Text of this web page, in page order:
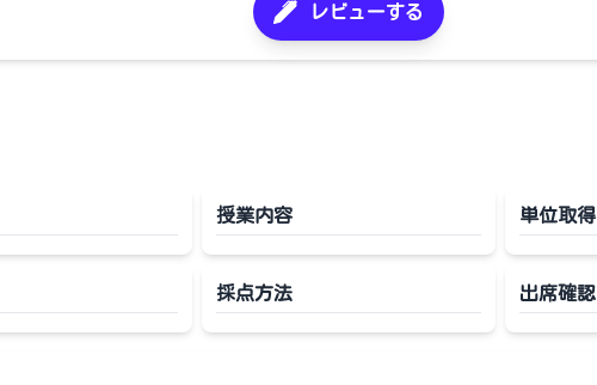
レビューする
授業内容 単位取得
採点方法 出席確認